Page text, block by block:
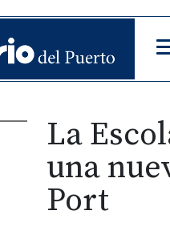
La
una
Port